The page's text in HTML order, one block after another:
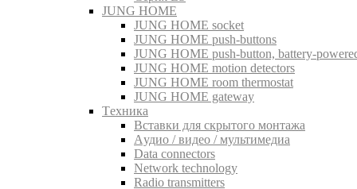
JUNG HOME
JUNG HOME socket
JUNG HOME push-buttons
JUNG HOME push-button, battery-
JUNG HOME motion detectors
JUNG HOME room thermostat
JUNG HOME gateway
Tехника
Вставки для скрытого монтажа
Aудио / видео / мультимедиа
Data connectors
Network technology
Radio transmitters